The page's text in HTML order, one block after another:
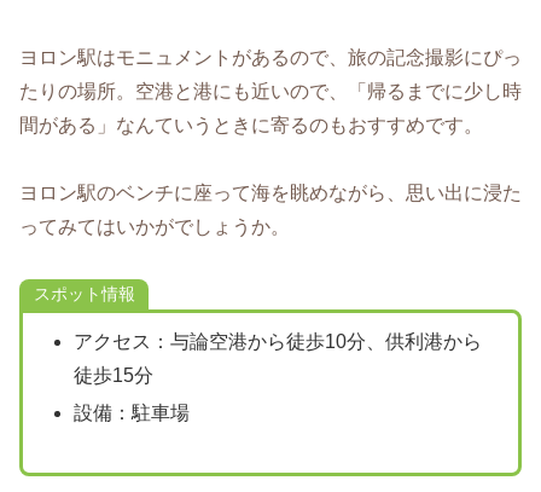
ヨロン駅はモニュメントがあるので、旅の記念撮影にぴっ
たりの場所。空港と港にも近いので、「帰るまでに少し時
間がある」なんていうときに寄るのもおすすめです。
ヨロン駅のベンチに座って海を眺めながら、思い出に浸た
ってみてはいかがでしょうか。
スポット情報
アクセス：与論空港から徒歩10分、供利港から
徒歩15分
設備：駐車場